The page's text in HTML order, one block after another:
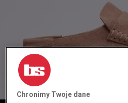
Chronimy Twoje dane